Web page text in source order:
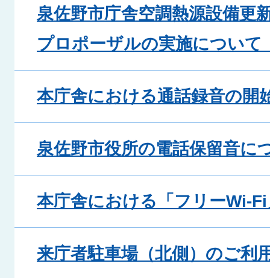
泉佐野市庁舎空調熱源設備更
プロポーザルの実施について
本庁舎における通話録音の開
泉佐野市役所の電話保留音に
本庁舎における「フリーWi-
来庁者駐車場（北側）のご利